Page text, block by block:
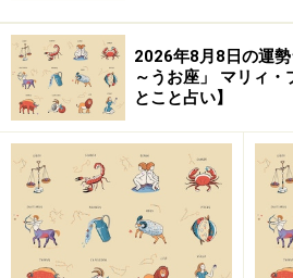
2026年8月8日の運
～うお座」 マリィ
とこと占い】